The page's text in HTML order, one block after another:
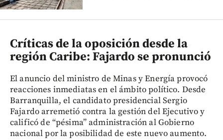
Críticas de la oposición desde la
región Caribe: Fajardo se pronunció
El anuncio del ministro de Minas y Energía provocó
reacciones inmediatas en el ámbito político. Desde
Barranquilla, el candidato presidencial Sergio
Fajardo arremetió contra la gestión del Ejecutivo y
calificó de “pésima” administración al Gobierno
nacional por la posibilidad de este nuevo aumento.